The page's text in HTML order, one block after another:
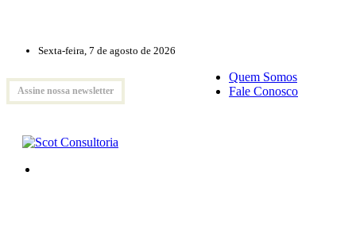
Sexta-feira, 7 de agosto de 2026
Assine nossa newsletter
Quem Somos
Fale Conosco